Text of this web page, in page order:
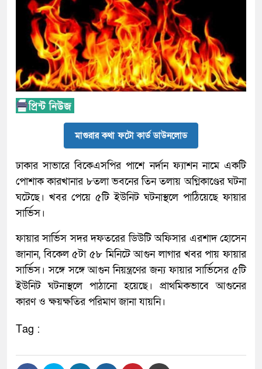
মাগুরার কথা ফটো কার্ড ডাউনলোড
ঢাকার সাভারে বিকেএসপির পাশে নর্দান ফ্যাশন নামে একটি
পোশাক কারখানার ৮তলা ভবনের তিন তলায় অগ্নিকাণ্ডের ঘটনা
ঘটেছে। খবর পেয়ে ৫টি ইউনিট ঘটনাস্থলে পাঠিয়েছে ফায়ার
সার্ভিস।
ফায়ার সার্ভিস সদর দফতরের ডিউটি অফিসার এরশাদ হোসেন
জানান, বিকেল ৫টা ৫৮ মিনিটে আগুন লাগার খবর পায় ফায়ার
সার্ভিস। সঙ্গে সঙ্গে আগুন নিয়ন্ত্রণের জন্য ফায়ার সার্ভিসের ৫টি
ইউনিট ঘটনাস্থলে পাঠানো হয়েছে। প্রাথমিকভাবে আগুনের
কারণ ও ক্ষয়ক্ষতির পরিমাণ জানা যায়নি।
Tag :